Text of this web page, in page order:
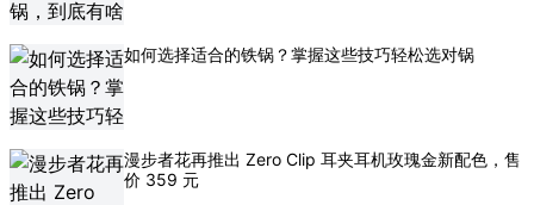
如何选择适合的铁锅？掌握这些技巧轻松选对锅
漫步者花再推出 Zero Clip 耳夹耳机玫瑰金新配色，售
价 359 元